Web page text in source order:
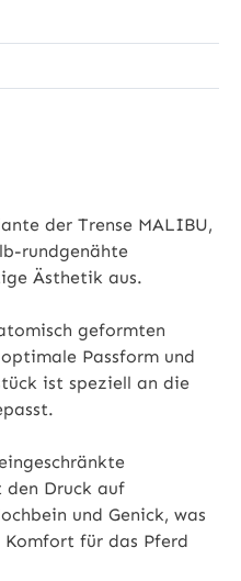
der Trense MALIBU,
rundgenähte
Ästhetik aus.
geformten
Passform und
ist speziell an die
Druck auf
und Genick, was
für das Pferd